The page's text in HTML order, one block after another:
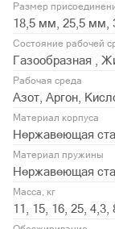
Размер
18,5 мм, 25,5 мм,
Состояние рабочей
Газообразная ,
Рабочая среда
Азот, Аргон,
Материал корпуса
Нержавеющая
Материал пружины
Нержавеющая
Масса, кг
11, 15, 16, 25, 4,3,